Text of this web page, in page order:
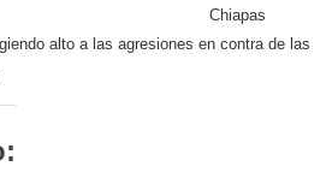
Chiapas
alto a las agresiones en contra de las